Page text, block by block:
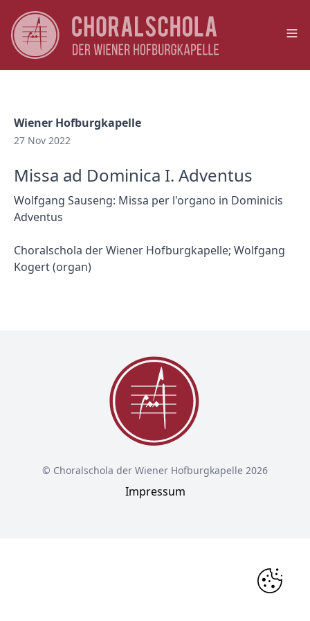
Wiener Hofburgkapelle
27 Nov 2022
Missa ad Dominica I. Adventus
Wolfgang Sauseng: Missa per l'organo in Dominicis
Adventus
Choralschola der Wiener Hofburgkapelle; Wolfgang
Kogert (organ)
© Choralschola der Wiener Hofburgkapelle 2026
Impressum